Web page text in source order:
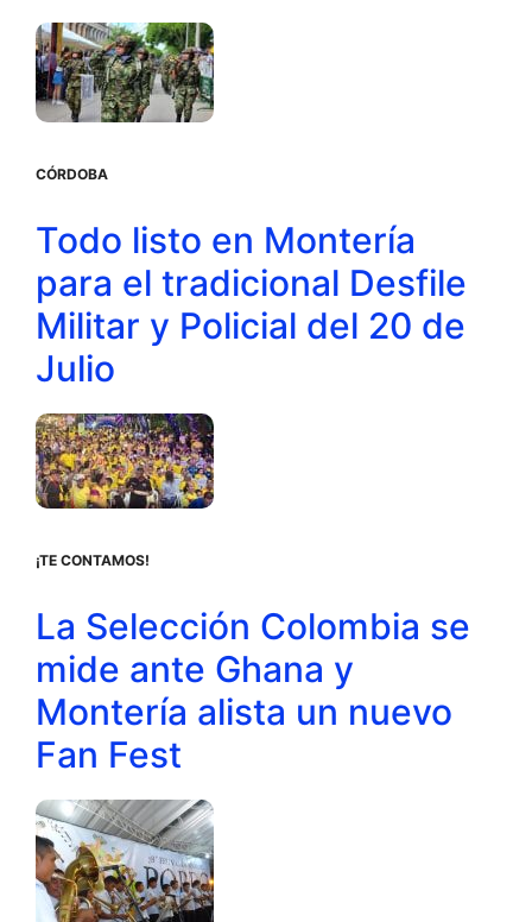
CÓRDOBA
Todo listo en Montería
para el tradicional Desfile
Militar y Policial del 20 de
Julio
¡TE CONTAMOS!
La Selección Colombia se
mide ante Ghana y
Montería alista un nuevo
Fan Fest